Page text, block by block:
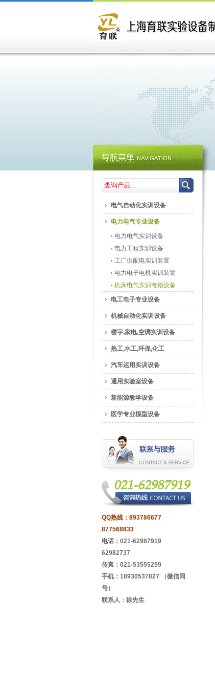
电气自动化实训设备
电力电气专业设备
电力电气实训设备
电力工程实训设备
工厂供配电实训装置
电力电子电机实训装置
机床电气实训考核设备
电工电子专业设备
机械自动化实训设备
楼宇,家电,空调实训设备
热工,水工,环保,化工
汽车运用实训设备
通用实验室设备
新能源教学设备
医学专业模型设备
QQ热线： 893786677
877568833
电话：021-62987919
62982737
传真：021-53555259
手机：18930537827 （微信同
号）
联系人：徐先生